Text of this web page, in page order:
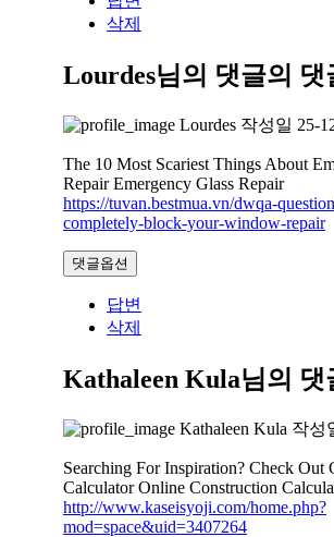
삭제
Lourdes님의 댓글의 댓
Lourdes 작성일 25-
The 10 Most Scariest Things About
Repair Emergency Glass Repair
https://tuvan.bestmua.vn/dwqa-
completely-block-your-window-repair
댓글옵션
답변
삭제
Kathaleen Kula님의 댓
Kathaleen Kula 작성
Searching For Inspiration? Check Out
Calculator Online Construction
http://www.kaseisyoji.com/home.php?
mod=space&uid=3407264